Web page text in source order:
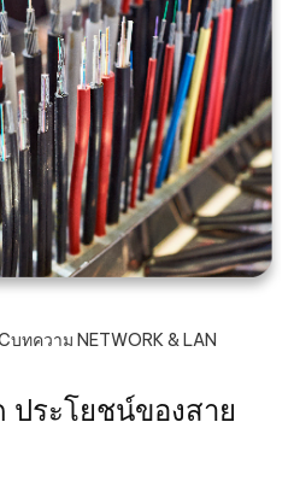
บทความ NETWORK & LAN
ประโยชน์ของสาย